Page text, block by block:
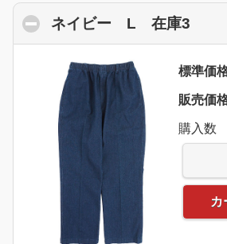
ネイビー L 在庫3
標準価
販売価
購入数
カ